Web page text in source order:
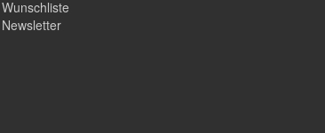
Wunschliste
Newsletter